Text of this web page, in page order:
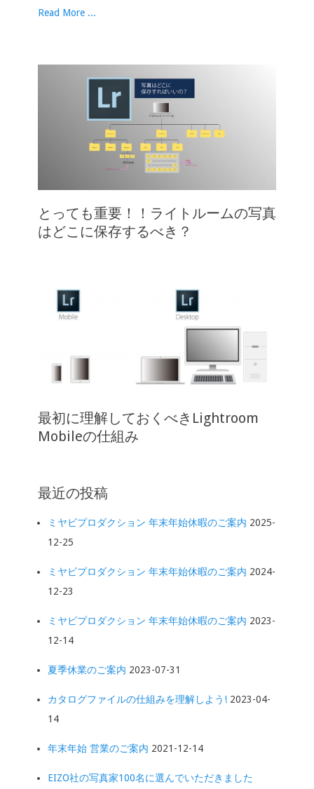
Read More ...
とっても重要！！ライトルームの写真
はどこに保存するべき？
最初に理解しておくべきLightroom
Mobileの仕組み
最近の投稿
ミヤビプロダクション 年末年始休暇のご案内 2025-
12-25
ミヤビプロダクション 年末年始休暇のご案内 2024-
12-23
ミヤビプロダクション 年末年始休暇のご案内 2023-
12-14
夏季休業のご案内 2023-07-31
カタログファイルの仕組みを理解しよう! 2023-04-
14
年末年始 営業のご案内 2021-12-14
EIZO社の写真家100名に選んでいただきました